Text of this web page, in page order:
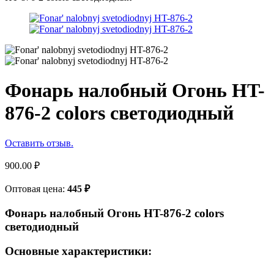
Фонарь налобный Огонь HT-
876-2 colors светодиодный
Оставить отзыв.
900.00 ₽
Оптовая цена: 445 ₽
Фонарь налобный Огонь HT-876-2 colors
светодиодный
Основные характеристики: